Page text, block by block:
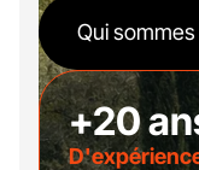
Qui
+20